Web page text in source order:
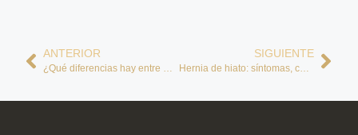
ANTERIOR
¿Qué diferencias hay entre manga gástrica y bypass?
SIGUIENTE
Hernia de hiato: síntomas, causas, dieta y tratamientos